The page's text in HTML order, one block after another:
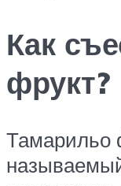
Как
фрукт?
Тамарильо